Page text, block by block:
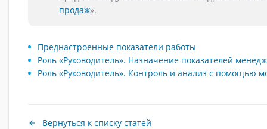
продаж».
Преднастроенные показатели работы
Роль «Руководитель». Назначение показателей
Роль «Руководитель». Контроль и анализ с помощью
Вернуться к списку статей